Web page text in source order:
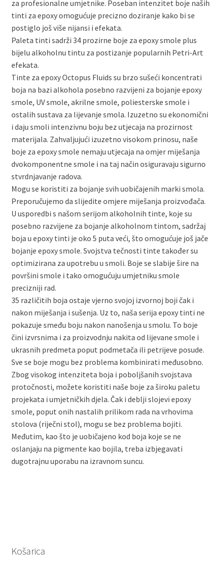
za profesionalne umjetnike. Poseban intenzitet boje naših
tinti za epoxy omogućuje precizno doziranje kako bi se
postiglo još više nijansi i efekata.
Paleta tinti sadrži 34 prozirne boje za epoxy smole plus
bijelu alkoholnu tintu za postizanje popularnih Petri-Art
efekata.
Tinte za epoxy Octopus Fluids su brzo sušeći koncentrati
boja na bazi alkohola posebno razvijeni za bojanje epoxy
smole, UV smole, akrilne smole, poliesterske smole i
ostalih sustava za lijevanje smola. Izuzetno su ekonomični
i daju smoli intenzivnu boju bez utjecaja na prozirnost
materijala. Zahvaljujući izuzetno visokom prinosu, naše
boje za epoxy smole nemaju utjecaja na omjer miješanja
dvokomponentne smole i na taj način osiguravaju sigurno
stvrdnjavanje radova.
Mogu se koristiti za bojanje svih uobičajenih marki smola.
Preporučujemo da slijedite omjere miješanja proizvođača.
U usporedbi s našom serijom alkoholnih tinte, koje su
posebno razvijene za bojanje alkoholnom tintom, sadržaj
boja u epoxy tinti je oko 5 puta veći, što omogućuje još jače
bojanje epoxy smole. Svojstva tečnosti tinte također su
optimizirana za upotrebu u smoli. Boje se slabije šire na
površini smole i tako omogućuju umjetniku smole
precizniji rad.
35 različitih boja ostaje vjerno svojoj izvornoj boji čak i
nakon miješanja i sušenja. Uz to, naša serija epoxy tinti ne
pokazuje smeđu boju nakon nanošenja u smolu. To boje
čini izvrsnima i za proizvodnju nakita od lijevane smole i
ukrasnih predmeta poput podmetača ili petrijeve posude.
Sve se boje mogu bez problema kombinirati međusobno.
Zbog visokog intenziteta boja i poboljšanih svojstava
protočnosti, možete koristiti naše boje za široku paletu
projekata i umjetničkih djela. Čak i deblji slojevi epoxy
smole, poput onih nastalih prilikom rada na vrhovima
stolova (riječni stol), mogu se bez problema bojiti.
Međutim, kao što je uobičajeno kod boja koje se ne
oslanjaju na pigmente kao bojila, treba izbjegavati
dugotrajnu uporabu na izravnom suncu.
Košarica